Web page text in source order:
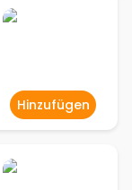
Hinzufügen